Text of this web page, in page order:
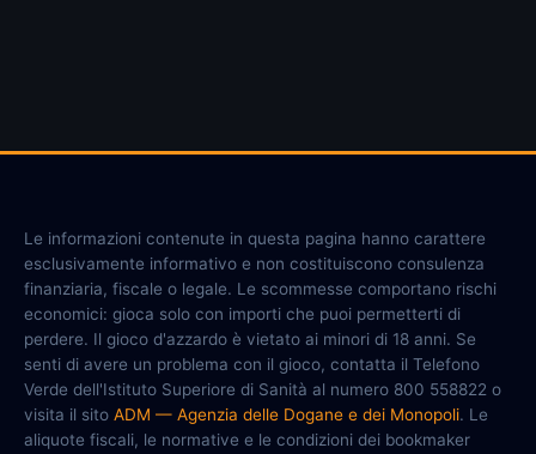
Le informazioni contenute in questa pagina hanno carattere
esclusivamente informativo e non costituiscono consulenza
finanziaria, fiscale o legale. Le scommesse comportano rischi
economici: gioca solo con importi che puoi permetterti di
perdere. Il gioco d'azzardo è vietato ai minori di 18 anni. Se
senti di avere un problema con il gioco, contatta il Telefono
Verde dell'Istituto Superiore di Sanità al numero 800 558822 o
visita il sito ADM — Agenzia delle Dogane e dei Monopoli. Le
aliquote fiscali, le normative e le condizioni dei bookmaker